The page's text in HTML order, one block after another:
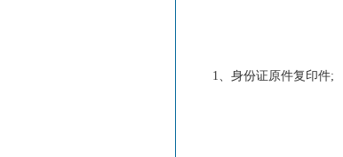
1、身份证原件复印件;